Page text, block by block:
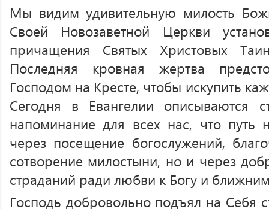
Мы видим удивительную милость
Своей Новозаветной Церкви
причащения Святых Христовых
Последняя кровная жертва
Господом на Кресте, чтобы искупить
Сегодня в Евангелии описываются
напоминание для всех нас, что путь
через посещение богослужений,
сотворение милостыни, но и через
страданий ради любви к Богу и
Господь добровольно подъял на Себя